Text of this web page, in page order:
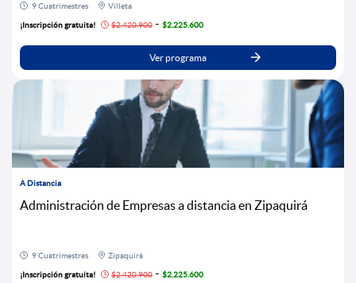
9 Cuatrimestres Villeta
¡Inscripción gratuita! $2.420.900 - $2.225.600
Ver programa
A Distancia
Administración de Empresas a distancia en Zipaquirá
9 Cuatrimestres Zipaquirá
¡Inscripción gratuita! $2.420.900 - $2.225.600